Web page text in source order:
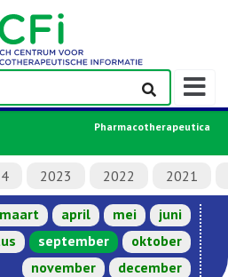
Pharmacotherapeutica
2023 2022 2021
maart april mei
juni
september
oktober
november
december